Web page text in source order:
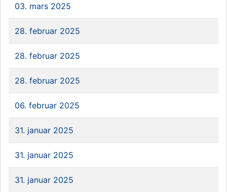
03. mars 2025
28. februar 2025
28. februar 2025
28. februar 2025
06. februar 2025
31. januar 2025
31. januar 2025
31. januar 2025